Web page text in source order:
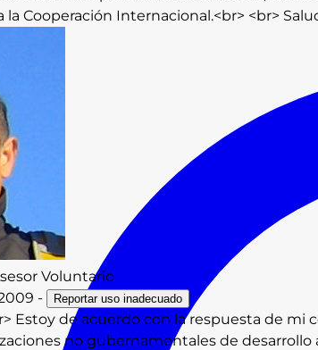
la Cooperación Internacional.<br> <br>
Voluntario
- Reportar uso inadecuado
Estoy de acuerdo con la respuesta de mi
no gubernamentales de